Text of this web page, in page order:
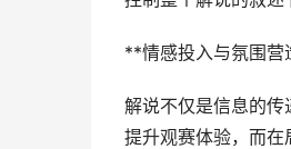
**情感投入与氛围营
解说不仅是信息的
提升观赛体验，而